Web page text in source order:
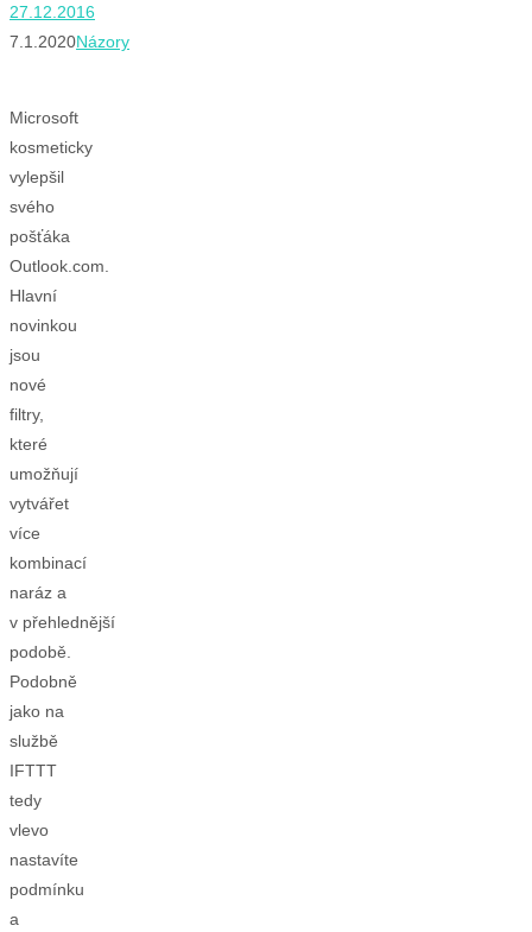
27.12.2016
7.1.2020Názory
Microsoft
kosmeticky
vylepšil
svého
pošťáka
Outlook.com.
Hlavní
novinkou
jsou
nové
filtry,
které
umožňují
vytvářet
více
kombinací
naráz a
v přehlednější
podobě.
Podobně
jako na
službě
IFTTT
tedy
vlevo
nastavíte
podmínku
a